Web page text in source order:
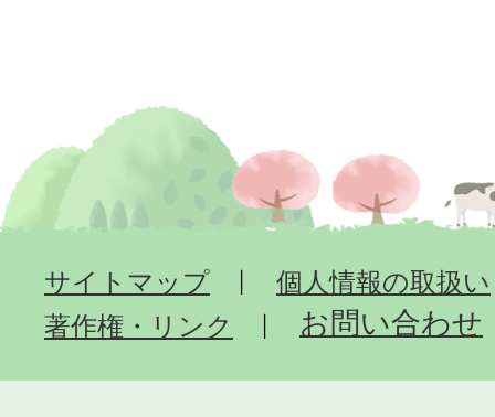
サイトマップ
個人情報の取扱い
著作権・リンク
お問い合わせ